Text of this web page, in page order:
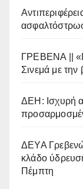
ΓΡΕΒΕΝΑ ||
Σινεμά με την
ΔΕΗ: Ισχυρή
ΔΕΥΑ
κλάδο
Πέμπτη